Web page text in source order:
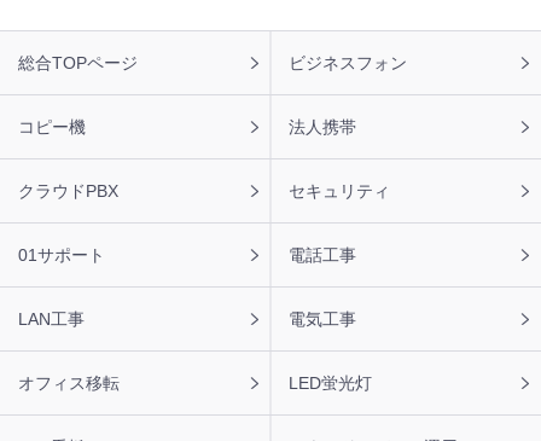
した。ありがとうございます。
2026年8月6日 11:47
【福岡県】コピー機 RICOH 導入のお問い合わせを頂きま
た。ありがとうございます。
ッ
タ
総合TOPページ ビジネスフォン
コピー機 法人携帯
クラウドPBX セキュリティ
01サポート 電話工事
LAN工事 電気工事
オフィス移転 LED蛍光灯